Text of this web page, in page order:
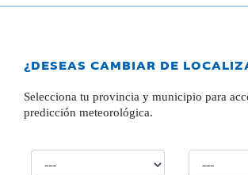
¿DESEAS CAMBIAR DE
Selecciona tu provincia y municipio para
predicción meteorológica.